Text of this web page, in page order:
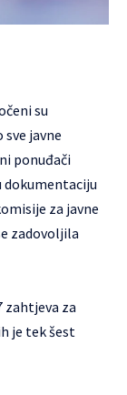
su
javne
ponuđači
dokumentaciju
za javne
zadovoljila
za
je tek šest